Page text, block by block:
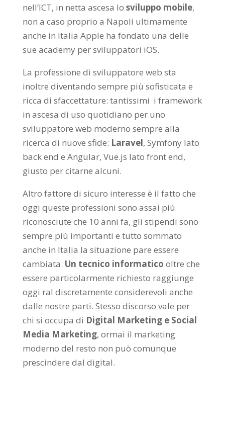
nell’ICT, in netta ascesa lo sviluppo mobile,
non a caso proprio a Napoli ultimamente
anche in Italia Apple ha fondato una delle
sue academy per sviluppatori iOS.
La professione di sviluppatore web sta
inoltre diventando sempre più sofisticata e
ricca di sfaccettature: tantissimi i framework
in ascesa di uso quotidiano per uno
sviluppatore web moderno sempre alla
ricerca di nuove sfide: Laravel, Symfony lato
back end e Angular, Vue.js lato front end,
giusto per citarne alcuni.
Altro fattore di sicuro interesse è il fatto che
oggi queste professioni sono assai più
riconosciute che 10 anni fa, gli stipendi sono
sempre più importanti e tutto sommato
anche in Italia la situazione pare essere
cambiata. Un tecnico informatico oltre che
essere particolarmente richiesto raggiunge
oggi ral discretamente considerevoli anche
dalle nostre parti. Stesso discorso vale per
chi si occupa di Digital Marketing e Social
Media Marketing, ormai il marketing
moderno del resto non può comunque
prescindere dal digital.